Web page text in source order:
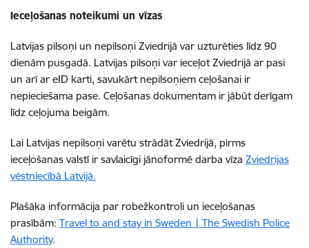
Ieceļošanas noteikumi un vīzas
Latvijas pilsoņi un nepilsoņi Zviedrijā var uzturēties līdz 90
dienām pusgadā. Latvijas pilsoņi var ieceļot Zviedrijā ar pasi
un arī ar eID karti, savukārt nepilsoņiem ceļošanai ir
nepieciešama pase. Ceļošanas dokumentam ir jābūt derīgam
līdz ceļojuma beigām.
Lai Latvijas nepilsoņi varētu strādāt Zviedrijā, pirms
ieceļošanas valstī ir savlaicīgi jānoformē darba vīza Zviedrijas
vēstniecībā Latvijā.
Plašāka informācija par robežkontroli un ieceļošanas
prasībām: Travel to and stay in Sweden | The Swedish Police
Authority.